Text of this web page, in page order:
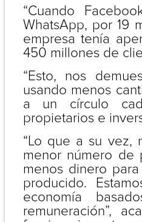
“Cuando
WhatsApp, por 19
empresa tenía
450 millones de
“Esto, nos
usando menos
a un círculo
propietarios e
“Lo que a su vez,
menor número de
menos dinero
producido.
economía
remuneración”,